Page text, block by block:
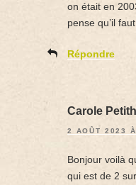
on était en
pense qu’il
Répondre
Carole
2 AOÛT 2023
Bonjour voilà
qui est de 2